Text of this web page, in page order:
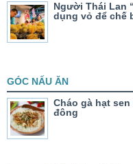
Người Thái Lan
dụng vỏ để chế
GÓC NẤU ĂN
Cháo gà hạt
đông